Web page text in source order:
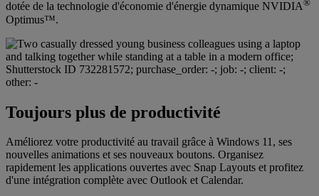
dotée de la technologie d'économie d'énergie dynamique NVIDIA®
Optimus™.
Toujours plus de productivité
Améliorez votre productivité au travail grâce à Windows 11, ses
nouvelles animations et ses nouveaux boutons. Organisez
rapidement les applications ouvertes avec Snap Layouts et profitez
d'une intégration complète avec Outlook et Calendar.